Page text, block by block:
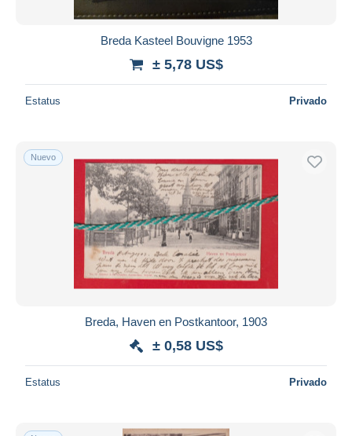
Breda Kasteel Bouvigne 1953
± 5,78 US$
Estatus Privado
Nuevo
Breda, Haven en Postkantoor, 1903
± 0,58 US$
Estatus Privado